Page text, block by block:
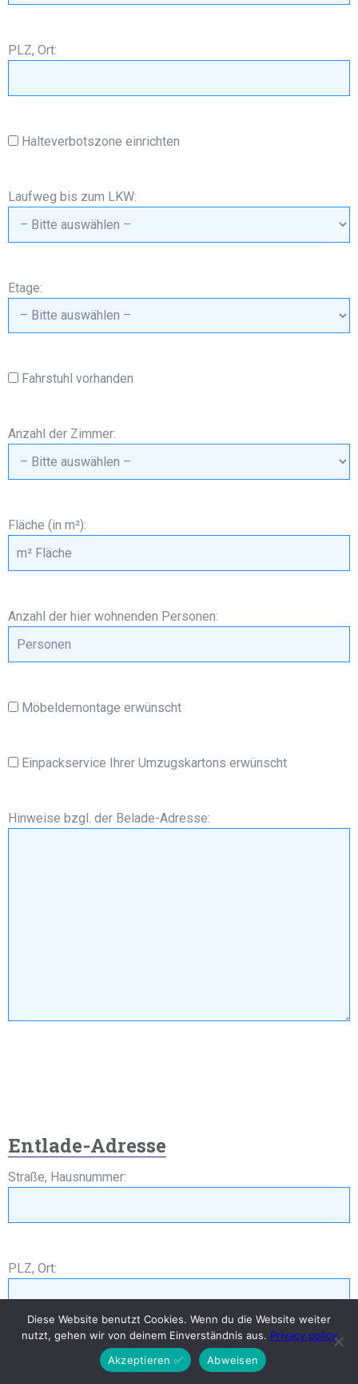
PLZ, Ort:
Halteverbotszone einrichten
Laufweg bis zum LKW:
Etage:
Fahrstuhl vorhanden
Anzahl der Zimmer:
Fläche (in m²):
Anzahl der hier wohnenden Personen:
Möbeldemontage erwünscht
Einpackservice Ihrer Umzugskartons erwünscht
Hinweise bzgl. der Belade-Adresse:
Entlade-Adresse
Straße, Hausnummer:
PLZ, Ort:
Halteverbotszone einrichten
Diese Website benutzt Cookies. Wenn du die Website weiter
nutzt, gehen wir von deinem Einverständnis aus. Privacy policy
Akzeptieren ✅
Abweisen
Deutsch